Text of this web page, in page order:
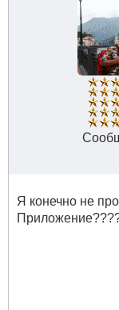
Я конечно не